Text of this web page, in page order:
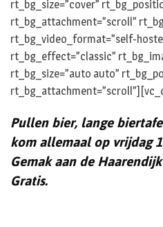
rt_bg_size=”cover”
rt_bg_attachment=”scroll”
rt_bg_video_format=”self-
rt_bg_effect=”classic”
rt_bg_size=”auto auto”
Pullen bier, lange
kom allemaal op vrijdag
Gemak aan de
Gratis.